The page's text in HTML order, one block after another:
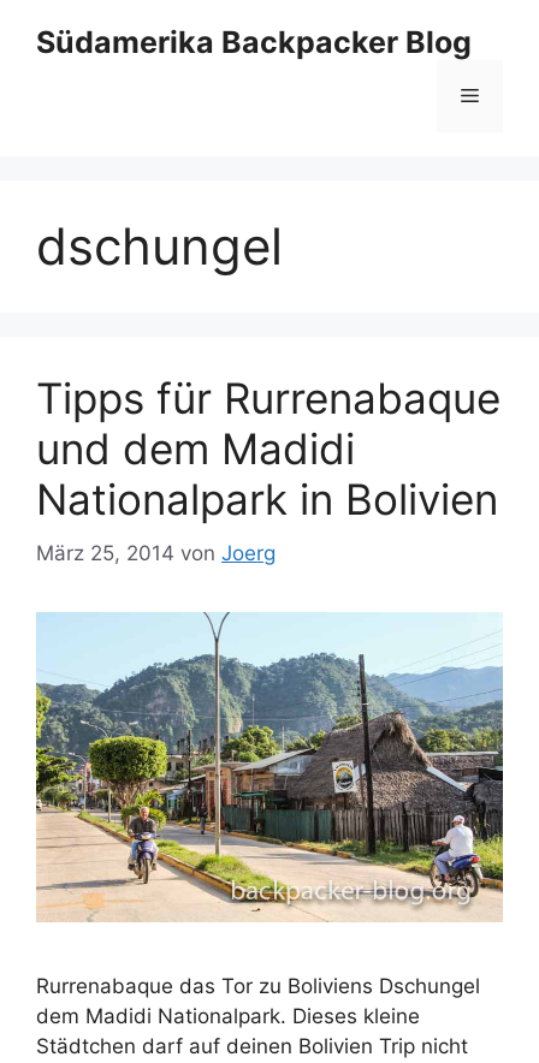
InhaltSüdamerika Backpacker Blog
Menü
dschungel
Tipps für Rurrenabaque
und dem Madidi
Nationalpark in Bolivien
März 25, 2014 von Joerg
Rurrenabaque das Tor zu Boliviens Dschungel
dem Madidi Nationalpark. Dieses kleine
Städtchen darf auf deinen Bolivien Trip nicht